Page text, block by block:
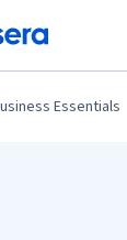
Essentials